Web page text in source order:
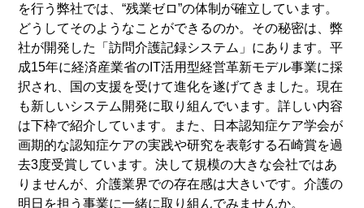
を行う弊社では、“残業ゼロ”の体制が確立しています。
どうしてそのようなことができるのか。その秘密は、弊
社が開発した「訪問介護記録システム」にあります。平
成15年に経済産業省のIT活用型経営革新モデル事業に採
択され、国の支援を受けて進化を遂げてきました。現在
も新しいシステム開発に取り組んでいます。詳しい内容
は下枠で紹介しています。また、日本認知症ケア学会が
画期的な認知症ケアの実践や研究を表彰する石崎賞を過
去3度受賞しています。決して規模の大きな会社ではあ
りませんが、介護業界での存在感は大きいです。介護の
明日を担う事業に一緒に取り組んでみませんか。